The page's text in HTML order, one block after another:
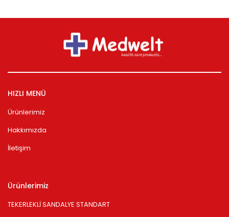
HIZLI MENÜ
Ürünlerimiz
Hakkımızda
İletişim
Ürünlerimiz
TEKERLEKLİ SANDALYE STANDART